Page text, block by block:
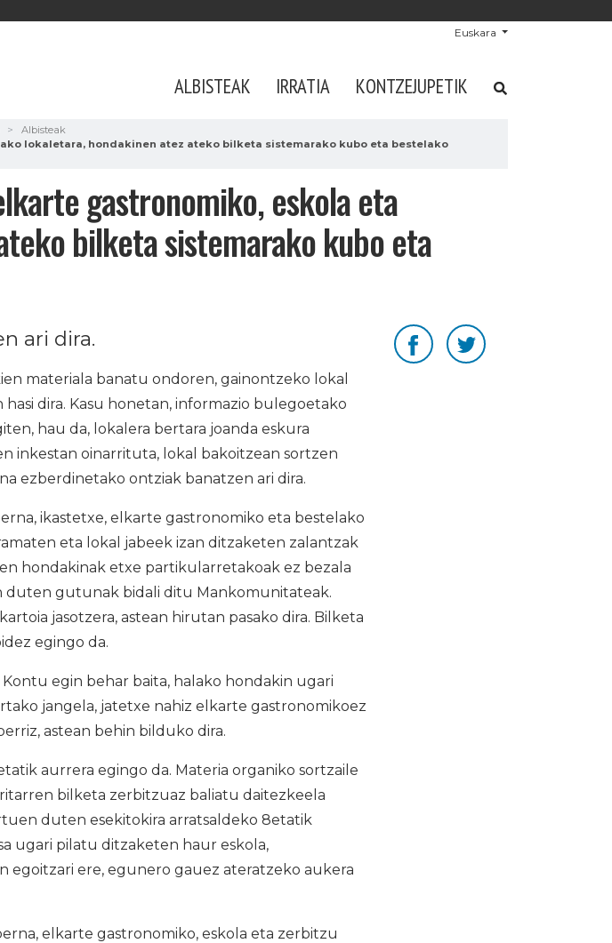
Euskara
ALBISTEAK IRRATIA KONTZEJUPETIK
Albisteak
lokaletara, hondakinen atez ateko bilketa sistemarako kubo eta bestelako
gastronomiko, eskola eta
bilketa sistemarako kubo eta
ari dira.
materiala banatu ondoren, gainontzeko lokal
dira. Kasu honetan, informazio bulegoetako
hau da, lokalera bertara joanda eskura
inkestan oinarrituta, lokal bakoitzean sortzen
ezberdinetako ontziak banatzen ari dira.
ikastetxe, elkarte gastronomiko eta bestelako
eta lokal jabeek izan ditzaketen zalantzak
hondakinak etxe partikularretakoak ez bezala
duten gutunak bidali ditu Mankomunitateak.
jasotzera, astean hirutan pasako dira. Bilketa
egingo da.
egin behar baita, halako hondakin ugari
jangela, jatetxe nahiz elkarte gastronomikoez
astean behin bilduko dira.
aurrera egingo da. Materia organiko sortzaile
bilketa zerbitzuaz baliatu daitezkeela
duten esekitokira arratsaldeko 8etatik
ugari pilatu ditzaketen haur eskola,
egoitzari ere, egunero gauez ateratzeko aukera
elkarte gastronomiko, eskola eta zerbitzu